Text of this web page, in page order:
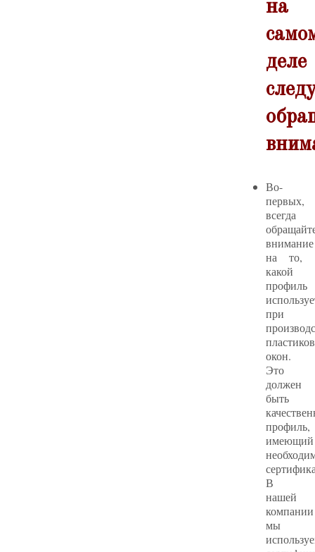
на
деле
Во-
первых,
всегда
внимание
на то,
какой
профиль
при
окон.
Это
должен
быть
профиль,
имеющий
В
нашей
компании
мы